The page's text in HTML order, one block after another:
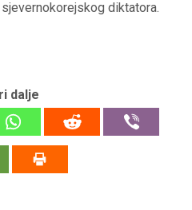
diktatora.
dalje